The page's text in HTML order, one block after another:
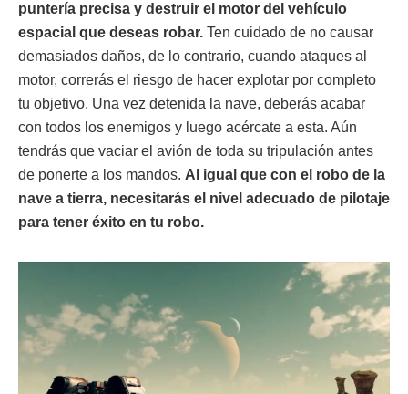
puntería precisa y destruir el motor del vehículo
espacial que deseas robar. Ten cuidado de no causar
demasiados daños, de lo contrario, cuando ataques al
motor, correrás el riesgo de hacer explotar por completo
tu objetivo. Una vez detenida la nave, deberás acabar
con todos los enemigos y luego acércate a esta. Aún
tendrás que vaciar el avión de toda su tripulación antes
de ponerte a los mandos. Al igual que con el robo de la
nave a tierra, necesitarás el nivel adecuado de pilotaje
para tener éxito en tu robo.